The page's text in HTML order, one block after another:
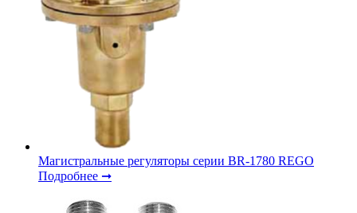
Магистральные регуляторы серии BR-1780 REGO
Подробнее ➞